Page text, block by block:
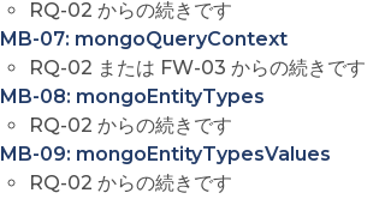
RQ-02 からの続きです
MB-07: mongoQueryContext
RQ-02 または FW-03 からの続きです
MB-08: mongoEntityTypes
RQ-02 からの続きです
MB-09: mongoEntityTypesValues
RQ-02 からの続きです